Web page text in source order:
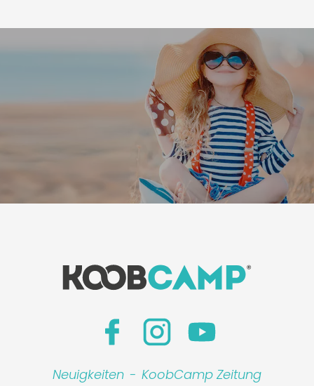
Neuigkeiten - KoobCamp Zeitung